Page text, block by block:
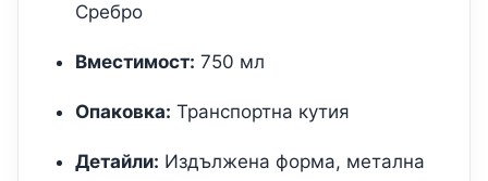
Сребро
Вместимост: 750 мл
Опаковка: Транспортна кутия
Детайли: Издължена форма, метална